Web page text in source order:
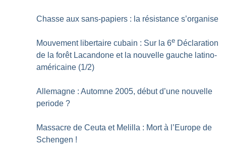
Chasse aux sans-papiers : la résistance s’organise
Mouvement libertaire cubain : Sur la 6e Déclaration
de la forêt Lacandone et la nouvelle gauche latino-
américaine (1/2)
Allemagne : Automne 2005, début d’une nouvelle
periode ?
Massacre de Ceuta et Melilla : Mort à l’Europe de
Schengen !